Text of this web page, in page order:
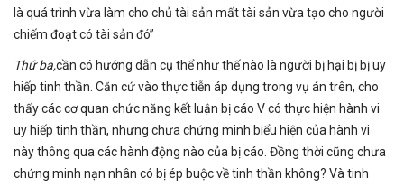
là quá trình vừa làm cho chủ tài sản mất tài sản vừa tạo cho người
chiếm đoạt có tài sản đó”
Thứ ba,cần có hướng dẫn cụ thể như thế nào là người bị hại bị bị uy
hiếp tinh thần. Căn cứ vào thực tiễn áp dụng trong vụ án trên, cho
thấy các cơ quan chức năng kết luận bị cáo V có thực hiện hành vi
uy hiếp tinh thần, nhưng chưa chứng minh biểu hiện của hành vi
này thông qua các hành động nào của bị cáo. Đồng thời cũng chưa
chứng minh nạn nhân có bị ép buộc về tinh thần không? Và tinh